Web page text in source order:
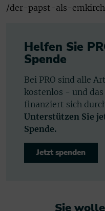
/der-papst-als-
Helfen Sie
Spende
Bei PRO sind alle
kostenlos - und das
finanziert sich
Unterstützen Sie
Spende.
Jetzt spenden